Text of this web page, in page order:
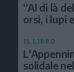
“Al di là
orsi, i lupi
IL LIBRO
solidale